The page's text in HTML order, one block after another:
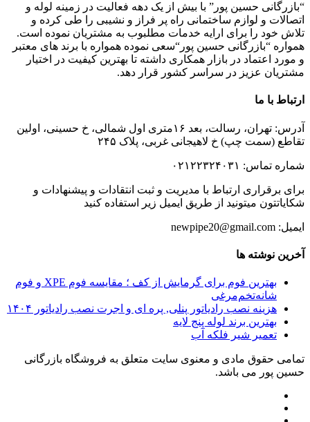
“بازرگانی حسین پور” با بیش از یک دهه فعالیت در زمینه لوله و
اتصالات و لوازم ساختمانی راه پر فراز و نشیبی را طی کرده و
تلاش خود را برای ارایه خدمات مطلبوب به مشتریان نموده است.
همواره “بازرگانی حسین پور“سعی نموده همواره با برند های معتبر
و مورد اعتماد در بازار همکاری داشته تا بهترین کیفیت در اختیار
مشتریان عزیز در سراسر کشور قرار دهد.
ارتباط با ما
آدرس: تهران، رسالت، بعد ۱۶متری اول شمالی، خ حسینی، اولین
تقاطع (سمت چپ) خ لاهیجانی غربی، پلاک ۲۴۵
شماره تماس: ۰۲۱۲۲۳۲۴۰۳۱
برای برقراری ارتباط با مدیریت و ثبت انتقادات و پیشنهادات و
شکایاتتون میتونید از طریق ایمیل زیر استفاده کنید
ایمیل: newpipe20@gmail.com
آخرین نوشته ها
بهترین فوم برای گرمایش از کف ؛ مقایسه فوم XPE و فوم
شانه‌تخم‌مرغی
هزینه نصب رادیاتور پنلی, پره ای و اجرت نصب رادیاتور ۱۴۰۴
بهترین برند لوله پنج لایه
تعمیر شیر فلکه آب
تمامی حقوق مادی و معنوی سایت متعلق به فروشگاه بازرگانی
حسین پور می باشد.